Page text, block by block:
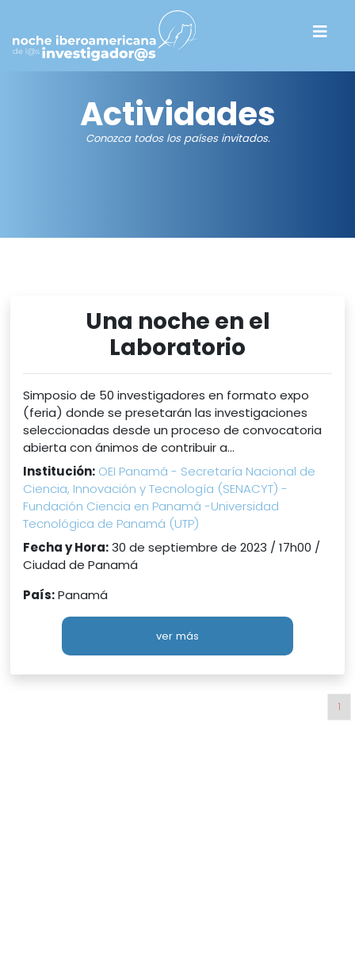
Actividades
Conozca todos los países invitados.
Una noche en el
Laboratorio
Simposio de 50 investigadores en formato expo
(feria) donde se presetarán las investigaciones
seleccionadas desde un proceso de convocatoria
abierta con ánimos de contribuir a...
Institución: OEI Panamá - Secretaría Nacional de
Ciencia, Innovación y Tecnología (SENACYT) -
Fundación Ciencia en Panamá -Universidad
Tecnológica de Panamá (UTP)
Fecha y Hora:30 de septiembre de 2023 / 17h00 /
Ciudad de Panamá
País:Panamá
ver más
1